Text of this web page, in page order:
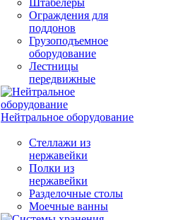
Ограждения для
поддонов
Грузоподъемное
оборудование
Лестницы
передвижные
Нейтральное оборудование
Стеллажи из
нержавейки
Полки из
нержавейки
Разделочные столы
Моечные ванны